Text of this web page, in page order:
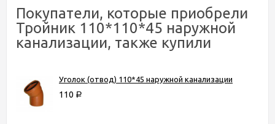
Покупатели, которые приобрели
Тройник 110*110*45 наружной
канализации, также купили
Уголок (отвод) 110*45 наружной канализации
110 Р